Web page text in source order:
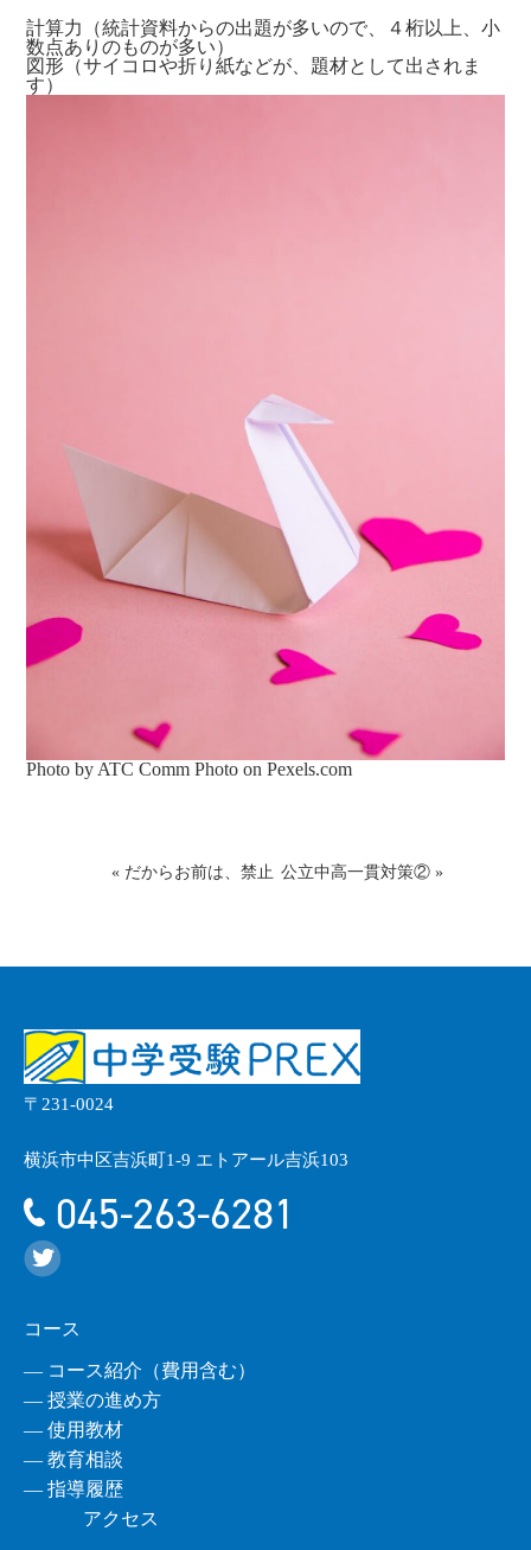
計算力（統計資料からの出題が多いので、４桁以上、小
数点ありのものが多い）
図形（サイコロや折り紙などが、題材として出されま
す）
Photo by ATC Comm Photo onPexels.com
« だからお前は、禁止 公立中高一貫対策② »
〒231-0024
横浜市中区吉浜町1-9 エトアール吉浜103
045-263-6281
コース
― コース紹介（費用含む）
― 授業の進め方
― 使用教材
― 教育相談
― 指導履歴
アクセス